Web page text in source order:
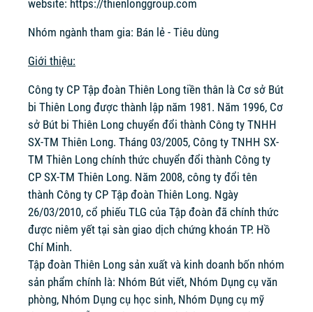
website: https://thienlonggroup.com
Nhóm ngành tham gia: Bán lẻ - Tiêu dùng
Giới thiệu:
Công ty CP Tập đoàn Thiên Long tiền thân là Cơ sở Bút
bi Thiên Long được thành lập năm 1981. Năm 1996, Cơ
sở Bút bi Thiên Long chuyển đổi thành Công ty TNHH
SX-TM Thiên Long. Tháng 03/2005, Công ty TNHH SX-
TM Thiên Long chính thức chuyển đổi thành Công ty
CP SX-TM Thiên Long. Năm 2008, công ty đổi tên
thành Công ty CP Tập đoàn Thiên Long. Ngày
26/03/2010, cổ phiếu TLG của Tập đoàn đã chính thức
được niêm yết tại sàn giao dịch chứng khoán TP. Hồ
Chí Minh.
Tập đoàn Thiên Long sản xuất và kinh doanh bốn nhóm
sản phẩm chính là: Nhóm Bút viết, Nhóm Dụng cụ văn
phòng, Nhóm Dụng cụ học sinh, Nhóm Dụng cụ mỹ